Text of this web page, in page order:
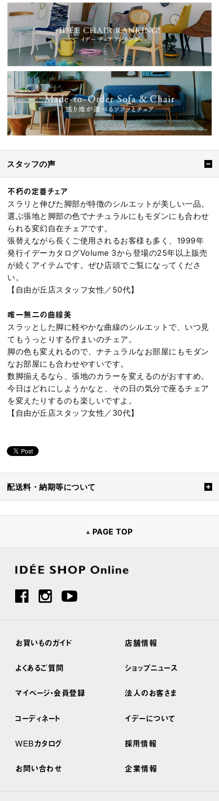
スタッフの声
不朽の定番チェア
スラリと伸びた脚部が特徴のシルエットが美しい一品。
選ぶ張地と脚部の色でナチュラルにもモダンにも合わせ
られる変幻自在チェアです。
張替えながら長くご使用されるお客様も多く、1999年
発行イデーカタログVolume 3から登場の25年以上販売
が続くアイテムです。ぜひ店頭でご覧になってくださ
い。
【自由が丘店スタッフ女性／50代】
唯一無二の曲線美
スラッとした脚に軽やかな曲線のシルエットで、いつ見
てもうっとりする佇まいのチェア。
脚の色も変えれるので、ナチュラルなお部屋にもモダン
なお部屋にも合わせやすいです。
数脚揃えるなら、張地のカラーを変えるのがおすすめ。
今日はどれにしようかなと、その日の気分で座るチェア
を変えたりするのも楽しいですよ。
【自由が丘店スタッフ女性／30代】
配送料・納期等について
PAGE TOP
お買いものガイド
よくあるご質問
マイページ・会員登録
コーディネート
WEBカタログ
お問い合わせ
店舗情報
ショップニュース
法人のお客さま
イデーについて
採用情報
企業情報